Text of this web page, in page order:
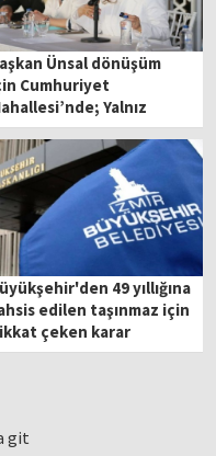
Ünsal dönüşüm
Cumhuriyet
Yalnız
49 yıllığına
edilen taşınmaz için
çeken karar
git